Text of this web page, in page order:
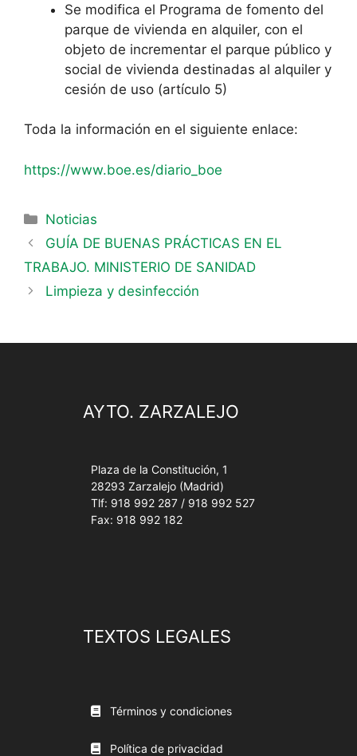
Se modifica el Programa de fomento del
parque de vivienda en alquiler, con el
objeto de incrementar el parque público y
social de vivienda destinadas al alquiler y
cesión de uso (artículo 5)
Toda la información en el siguiente enlace:
https://www.boe.es/diario_boe
Noticias
GUÍA DE BUENAS PRÁCTICAS EN EL
TRABAJO. MINISTERIO DE SANIDAD
Limpieza y desinfección
AYTO. ZARZALEJO
Plaza de la Constitución, 1
28293 Zarzalejo (Madrid)
Tlf: 918 992 287 / 918 992 527
Fax: 918 992 182
TEXTOS LEGALES
Términos y condiciones
Política de privacidad